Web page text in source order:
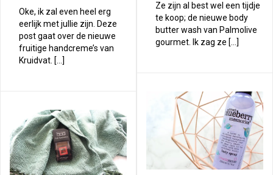
Ze zijn al best wel een tijdje
te koop; de nieuwe body
butter wash van Palmolive
gourmet. Ik zag ze […]
Oke, ik zal even heel erg
eerlijk met jullie zijn. Deze
post gaat over de nieuwe
fruitige handcreme’s van
Kruidvat. […]